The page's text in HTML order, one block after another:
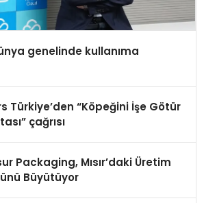
genelinde kullanıma
Türkiye’den “Köpeğini İşe Götür
çağrısı
Packaging, Mısır’daki Üretim
Büyütüyor